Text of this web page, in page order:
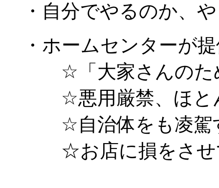
・自分でやるのか、
・ホームセンターが
☆「大家さんのため
☆悪用厳禁、ほとん
☆自治体をも凌駕す
☆お店に損をさせて